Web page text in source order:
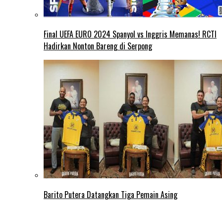
Final UEFA EURO 2024 Spanyol vs Inggris Memanas! RCTI
Hadirkan Nonton Bareng di Serpong
Barito Putera Datangkan Tiga Pemain Asing